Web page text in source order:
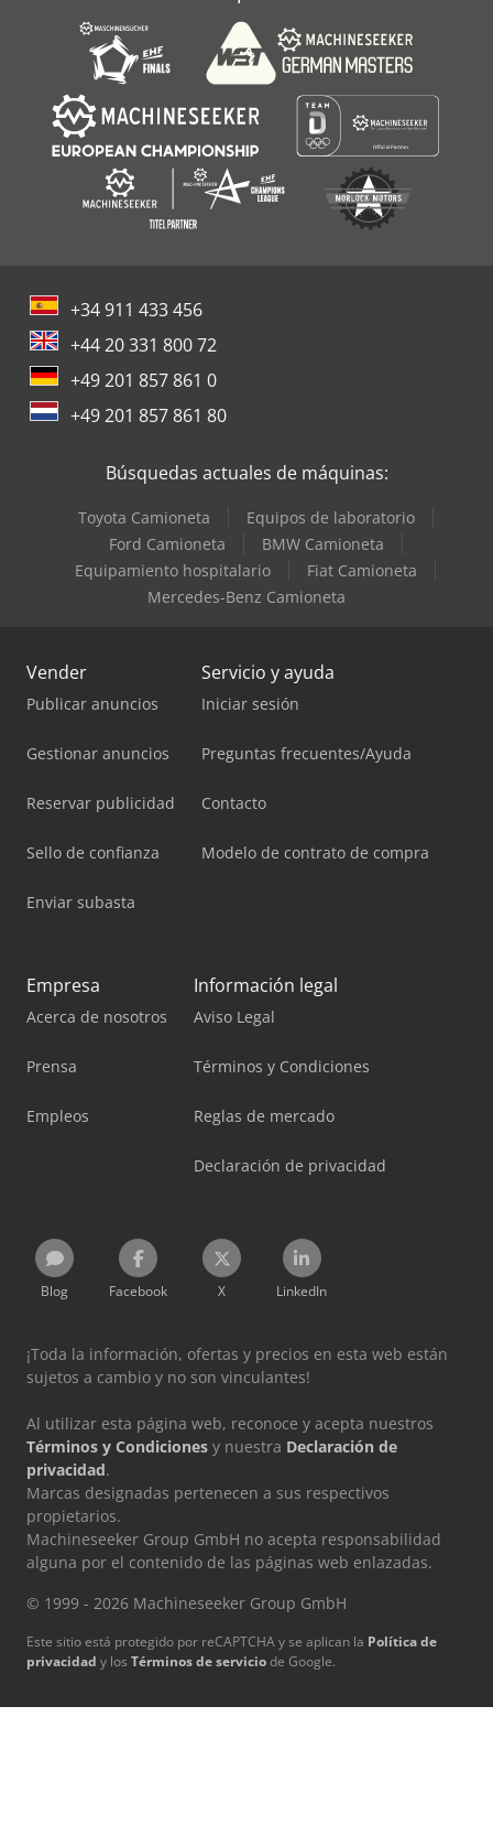
Soporte De Cambio Rápido
+34 911 433 456
+44 20 331 800 72
+49 201 857 861 0
+49 201 857 861 80
Búsquedas actuales de máquinas:
Toyota Camioneta
Equipos de laboratorio
Ford Camioneta
BMW Camioneta
Equipamiento hospitalario
Fiat Camioneta
Mercedes-Benz Camioneta
Vender
Publicar anuncios
Gestionar anuncios
Reservar publicidad
Sello de confianza
Enviar subasta
Servicio y ayuda
Iniciar sesión
Preguntas frecuentes/Ayuda
Contacto
Modelo de contrato de compra
Empresa
Acerca de nosotros
Prensa
Empleos
Información legal
Aviso Legal
Términos y Condiciones
Reglas de mercado
Declaración de privacidad
Blog Facebook X LinkedIn
¡Toda la información, ofertas y precios en esta web están
sujetos a cambio y no son vinculantes!
Al utilizar esta página web, reconoce y acepta nuestros
Términos y Condiciones y nuestra Declaración de
privacidad.
Marcas designadas pertenecen a sus respectivos
propietarios.
Machineseeker Group GmbH no acepta responsabilidad
alguna por el contenido de las páginas web enlazadas.
© 1999 - 2026 Machineseeker Group GmbH
Este sitio está protegido por reCAPTCHA y se aplican la Política de
privacidad y los Términos de serviciode Google.